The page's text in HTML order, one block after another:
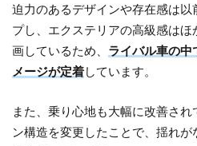
迫力のあるデザインや存在感は以
プし、エクステリアの高級感は
画しているため、 ライバル車の中
メージが定着しています。
また、乗り心地も大幅に改善さ
ン構造を変更したことで、揺れ